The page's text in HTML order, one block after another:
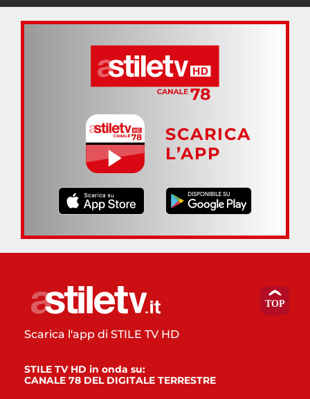
SCARICA
L’APP
Scarica l'app di STILE TV HD
STILE TV HD in onda su:
CANALE 78 DEL DIGITALE TERRESTRE